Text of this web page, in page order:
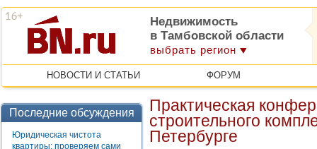
Недвижимость
в Тамбовской области
выбрать регион
НОВОСТИ И СТАТЬИ ФОРУМ
Последние обсуждения
Юридическая чистота
квартиры: проверяем сами
Практическая
строительного
Петербурге